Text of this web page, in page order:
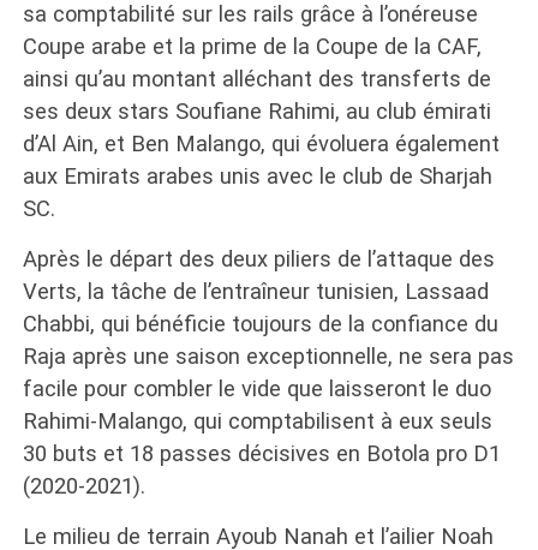
sa comptabilité sur les rails grâce à l’onéreuse
Coupe arabe et la prime de la Coupe de la CAF,
ainsi qu’au montant alléchant des transferts de
ses deux stars Soufiane Rahimi, au club émirati
d’Al Ain, et Ben Malango, qui évoluera également
aux Emirats arabes unis avec le club de Sharjah
SC.
Après le départ des deux piliers de l’attaque des
Verts, la tâche de l’entraîneur tunisien, Lassaad
Chabbi, qui bénéficie toujours de la confiance du
Raja après une saison exceptionnelle, ne sera pas
facile pour combler le vide que laisseront le duo
Rahimi-Malango, qui comptabilisent à eux seuls
30 buts et 18 passes décisives en Botola pro D1
(2020-2021).
Le milieu de terrain Ayoub Nanah et l’ailier Noah